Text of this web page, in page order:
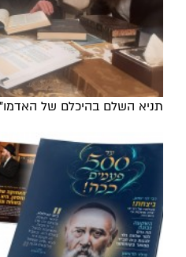
תניא השלם בהיכלם של